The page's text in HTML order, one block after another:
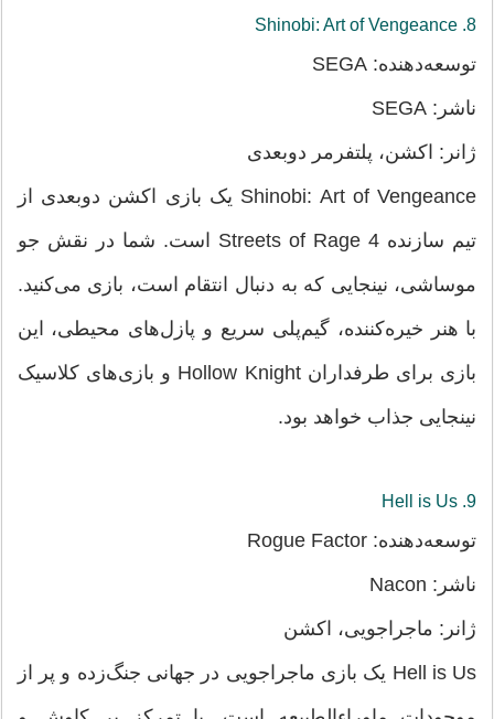
8. Shinobi: Art of Vengeance
توسعه‌دهنده: SEGA
ناشر: SEGA
ژانر: اکشن، پلتفرمر دوبعدی
Shinobi: Art of Vengeance یک بازی اکشن دوبعدی از
تیم سازنده Streets of Rage 4 است. شما در نقش جو
موساشی، نینجایی که به دنبال انتقام است، بازی می‌کنید.
با هنر خیره‌کننده، گیم‌پلی سریع و پازل‌های محیطی، این
بازی برای طرفداران Hollow Knight و بازی‌های کلاسیک
نینجایی جذاب خواهد بود.
9. Hell is Us
توسعه‌دهنده: Rogue Factor
ناشر: Nacon
ژانر: ماجراجویی، اکشن
Hell is Us یک بازی ماجراجویی در جهانی جنگ‌زده و پر از